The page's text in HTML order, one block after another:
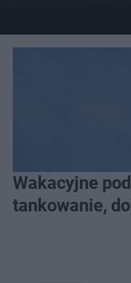
Wakacyjne
tankowanie,